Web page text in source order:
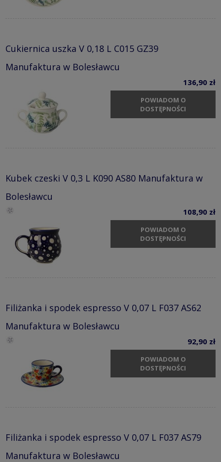
Cukiernica uszka V 0,18 L C015 GZ39
Manufaktura w Bolesławcu
136,90 zł
POWIADOM O
DOSTĘPNOŚCI
Kubek czeski V 0,3 L K090 AS80 Manufaktura w
Bolesławcu
108,90 zł
POWIADOM O
DOSTĘPNOŚCI
Filiżanka i spodek espresso V 0,07 L F037 AS62
Manufaktura w Bolesławcu
92,90 zł
POWIADOM O
DOSTĘPNOŚCI
Filiżanka i spodek espresso V 0,07 L F037 AS79
Manufaktura w Bolesławcu